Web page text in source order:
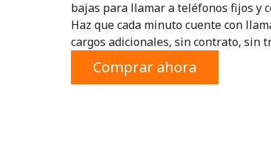
bajas para llamar a teléfonos fijos y
Haz que cada minuto cuente con
cargos adicionales, sin contrato, sin
Comprar ahora